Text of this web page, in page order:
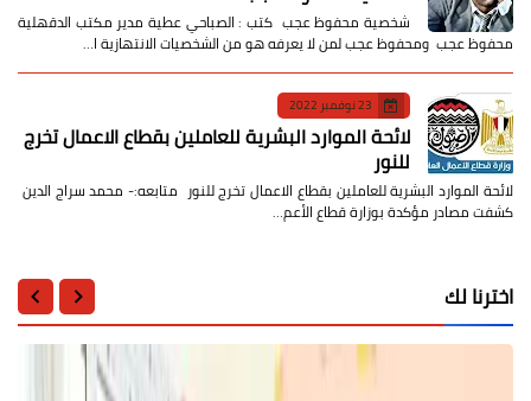
شخصية محفوظ عجب كتب : الصباحي عطية مدير مكتب الدقهلية
محفوظ عجب ومحفوظ عجب لمن لا يعرفه هو من الشخصيات الانتهازية ا…
23 نوفمبر 2022
لائحة الموارد البشرية للعاملين بقطاع الاعمال تخرج
للنور
لائحة الموارد البشرية للعاملين بقطاع الاعمال تخرج للنور متابعه:- محمد سراج الدين
كشفت مصادر مؤكدة بوزارة قطاع الأعم…
اخترنا لك